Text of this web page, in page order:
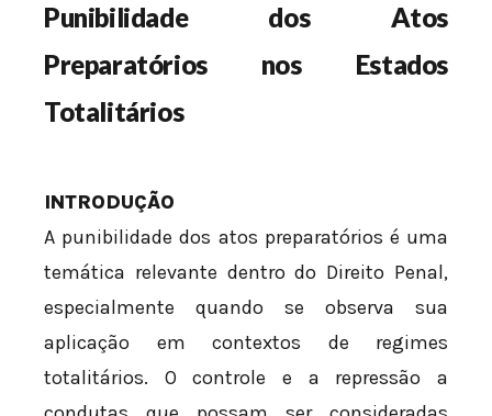
Punibilidade dos Atos
Preparatórios nos Estados
Totalitários
INTRODUÇÃO
A punibilidade dos atos preparatórios é uma
temática relevante dentro do Direito Penal,
especialmente quando se observa sua
aplicação em contextos de regimes
totalitários. O controle e a repressão a